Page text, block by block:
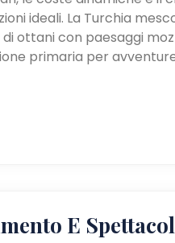
ideali. La Turchia
ottani con paesaggi
primaria per
E